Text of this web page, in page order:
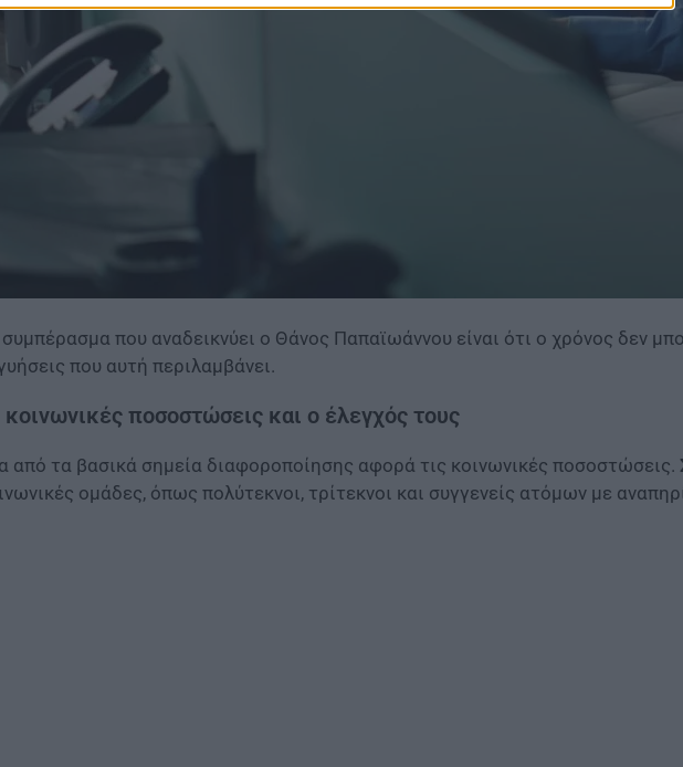
που αναδεικνύει ο Θάνος Παπαϊωάννου είναι ότι ο χρόνος δεν
που αυτή περιλαμβάνει.
κοινωνικές ποσοστώσεις και ο έλεγχός τους
από τα βασικά σημεία διαφοροποίησης αφορά τις κοινωνικές
ομάδες, όπως πολύτεκνοι, τρίτεκνοι και συγγενείς ατόμων με